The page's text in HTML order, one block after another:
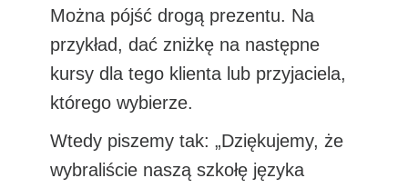
Można pójść drogą prezentu. Na
przykład, dać zniżkę na następne
kursy dla tego klienta lub przyjaciela,
którego wybierze.
Wtedy piszemy tak: „Dziękujemy, że
wybraliście naszą szkołę języka